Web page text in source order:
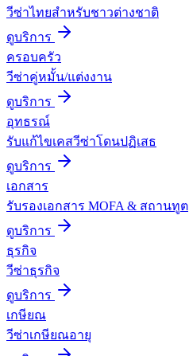
วีซ่าไทยสำหรับชาวต่างชาติ
ดูบริการ
ครอบครัว
วีซ่าคู่หมั้น/แต่งงาน
ดูบริการ
อุทธรณ์
รับแก้ไขเคสวีซ่าโดนปฏิเสธ
ดูบริการ
เอกสาร
รับรองเอกสาร MOFA & สถานทูต
ดูบริการ
ธุรกิจ
วีซ่าธุรกิจ
ดูบริการ
เกษียณ
วีซ่าเกษียณอายุ